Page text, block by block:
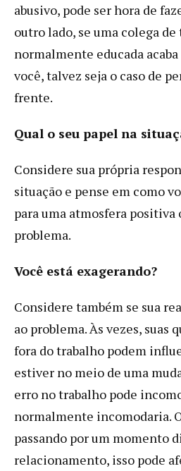
abusivo, pode ser hora de
outro lado, se uma colega
normalmente educada
você, talvez seja o caso de
frente.
Qual o seu papel na
Considere sua própria
situação e pense em como
para uma atmosfera positiva
problema.
Você está exagerando?
Considere também se sua
ao problema. Às vezes, suas
fora do trabalho podem
estiver no meio de uma
erro no trabalho pode
normalmente incomodaria.
passando por um momento
relacionamento, isso pode